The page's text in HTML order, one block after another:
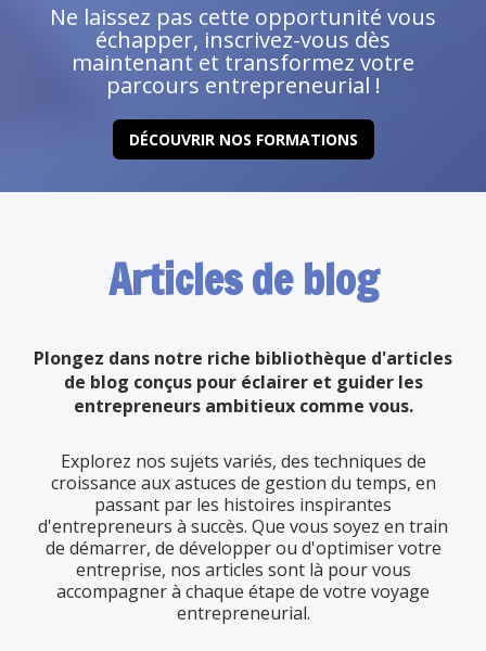
Ne laissez pas cette opportunité vous
échapper, inscrivez-vous dès
maintenant et transformez votre
parcours entrepreneurial !
DÉCOUVRIR NOS FORMATIONS
Articles de blog
Plongez dans notre riche bibliothèque d'articles
de blog conçus pour éclairer et guider les
entrepreneurs ambitieux comme vous.
Explorez nos sujets variés, des techniques de
croissance aux astuces de gestion du temps, en
passant par les histoires inspirantes
d'entrepreneurs à succès. Que vous soyez en train
de démarrer, de développer ou d'optimiser votre
entreprise, nos articles sont là pour vous
accompagner à chaque étape de votre voyage
entrepreneurial.